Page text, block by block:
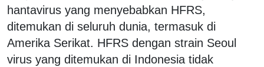
hantavirus yang menyebabkan HFRS,
ditemukan di seluruh dunia, termasuk di
Amerika Serikat. HFRS dengan strain Seoul
virus yang ditemukan di Indonesia tidak